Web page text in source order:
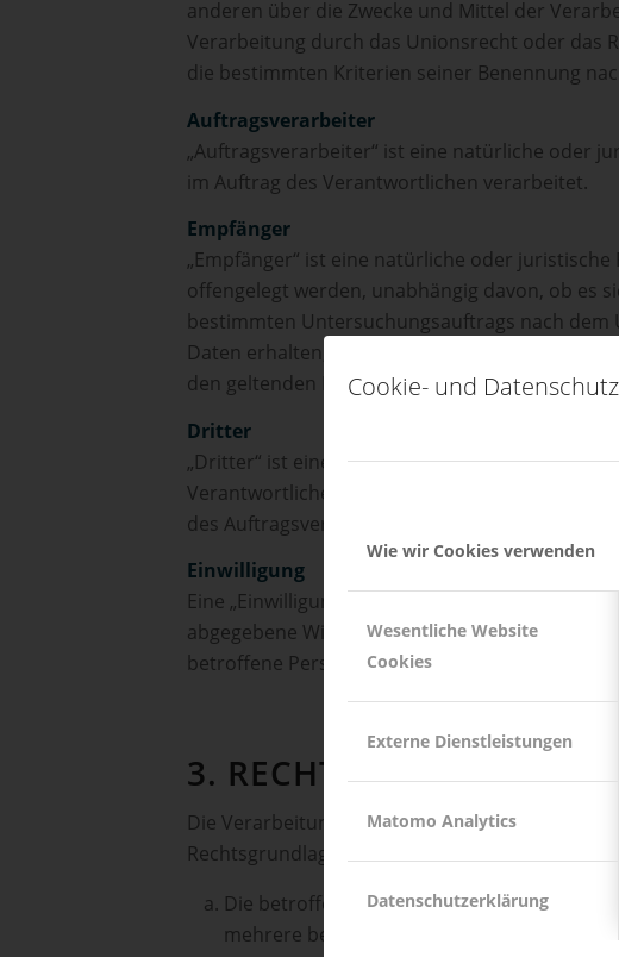
Cookie- und
Wie wir Cookies verwenden
Wesentliche Website
Cookies
Externe Dienstleistungen
Matomo Analytics
Datenschutzerklärung
anderen über die Zwecke und Mittel der
Verarbeitung durch das Unionsrecht oder das
die bestimmten Kriterien seiner Benennung
Auftragsverarbeiter
„Auftragsverarbeiter“ ist eine natürliche oder
im Auftrag des Verantwortlichen verarbeitet.
Empfänger
„Empfänger“ ist eine natürliche oder
offengelegt werden, unabhängig davon, ob es
bestimmten Untersuchungsauftrags nach
Daten erhalten, gelten jedoch nicht als
den geltenden Datenschutzvorschriften gemäß
Dritter
„Dritter“ ist eine natürliche oder juristische
Verantwortlichen, dem Auftragsverarbeiter
des Auftragsverarbeiters befugt sind, die
Einwilligung
Eine „Einwilligung“ der betroffenen Person ist
abgegebene Willensbekundung in Form einer
betroffene Person zu verstehen gibt, dass sie
3. RECHTMÄSSIGKEIT
Die Verarbeitung personenbezogener Daten
Rechtsgrundlage für die Verarbeitung können
Die betroffene Person hat ihre
mehrere bestimmte Zwecke gegeben;